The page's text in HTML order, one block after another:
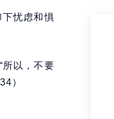
忧虑和惧
所以，不要
）